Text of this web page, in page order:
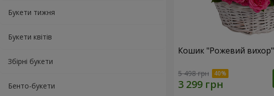
Букети тижня
Букети квітів
Збірні букети
Бенто-букети
Кошик "Рожевий вихор"
5 498 грн